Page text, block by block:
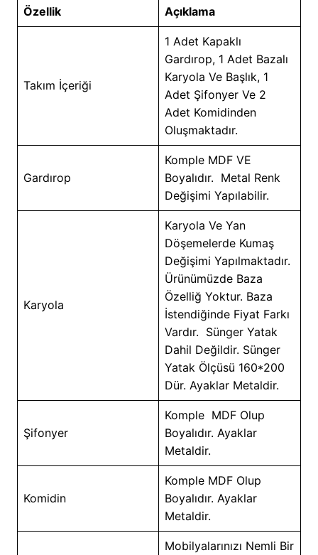
Özellik Açıklama
Takım İçeriği
1 Adet Kapaklı
Gardırop, 1 Adet Bazalı
Karyola Ve Başlık, 1
Adet Şifonyer Ve 2
Adet Komidinden
Oluşmaktadır.
Gardırop
Komple MDF VE
Boyalıdır. Metal Renk
Değişimi Yapılabilir.
Karyola
Karyola Ve Yan
Döşemelerde Kumaş
Değişimi Yapılmaktadır.
Ürünümüzde Baza
Özelliğ Yoktur. Baza
İstendiğinde Fiyat Farkı
Vardır. Sünger Yatak
Dahil Değildir. Sünger
Yatak Ölçüsü 160*200
Dür. Ayaklar Metaldir.
Şifonyer
Komple MDF Olup
Boyalıdır. Ayaklar
Metaldir.
Komidin
Komple MDF Olup
Boyalıdır. Ayaklar
Metaldir.
Mobilyalarınızı Nemli Bir